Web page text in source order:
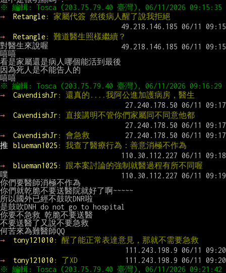
→
Retangle: 家屬代簽 然後病人醒了說我拒絕
→ Retangle: 難道醫生照樣繼續？
對醫生來說喔
嘻嘻
看是家屬還是病人哪個能活到最後
因為死人是不能告人的
→
CavendishJr : 還真的....我阿公進加護病房，醫生
→ CavendishJr : 直接講明不管你們家屬同不同意他都
→ CavendishJr : 會急救
推
blueman1025 : 我查了醫療行為：善意消極不作為
→ blueman1025 : 跟本案討論的強制就醫過程有所不同喔
噗
你們要醫師消極不作為
你們就乾脆不要送醫院就好了啊~~~~~
所以國外已經不鼓吹DNR啦
是鼓吹DNH do not go to hospital
你要不急救 乾脆不要送醫
不要送醫了又說不要急救
→
tony121010 : 醒了能正常表達意見，那就不需要急救
→ tony121010 : 了XD